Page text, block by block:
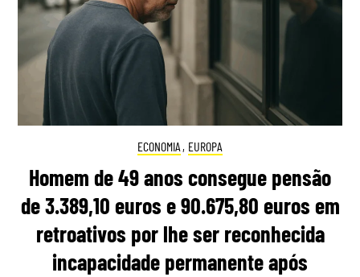
ECONOMIA , EUROPA
Homem de 49 anos consegue pensão
de 3.389,10 euros e 90.675,80 euros em
retroativos por lhe ser reconhecida
incapacidade permanente após